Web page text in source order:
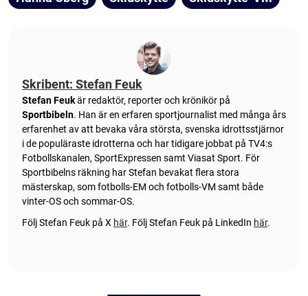
Skribent: Stefan Feuk
Stefan Feukär redaktör, reporter och krönikör på
Sportbibeln. Han är en erfaren sportjournalist med många års
erfarenhet av att bevaka våra största, svenska idrottsstjärnor
i de populäraste idrotterna och har tidigare jobbat på TV4:s
Fotbollskanalen, SportExpressen samt Viasat Sport. För
Sportbibelns räkning har Stefan bevakat flera stora
mästerskap, som fotbolls-EM och fotbolls-VM samt både
vinter-OS och sommar-OS.
Följ Stefan Feuk på X här. Följ Stefan Feuk på LinkedIn här.